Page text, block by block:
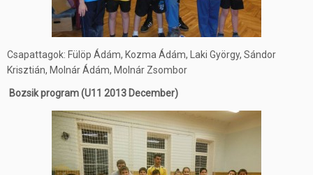
Csapattagok: Fülöp Ádám, Kozma Ádám, Laki György, Sándor
Krisztián, Molnár Ádám, Molnár Zsombor
Bozsik program (U11 2013 December)